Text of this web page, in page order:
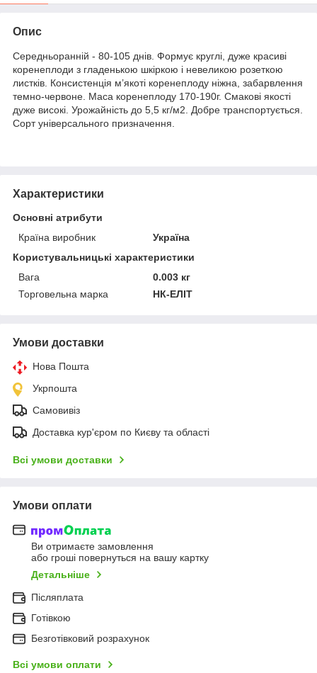
Опис
Середньоранній - 80-105 днів. Формує круглі, дуже красиві
коренеплоди з гладенькою шкіркою і невеликою розеткою
листків. Консистенція м’якоті коренеплоду ніжна, забарвлення
темно-червоне. Маса коренеплоду 170-190г. Смакові якості
дуже високі. Урожайність до 5,5 кг/м2. Добре транспортується.
Сорт універсального призначення.
Характеристики
Основні атрибути
Країна виробник
Україна
Користувальницькі характеристики
Вага
0.003 кг
Торговельна марка
НК-ЕЛІТ
Умови доставки
Нова Пошта
Укрпошта
Самовивіз
Доставка кур'єром по Києву та області
Всі умови доставки
Умови оплати
Ви отримаєте замовлення
або гроші повернуться на вашу картку
Детальніше
Післяплата
Готівкою
Безготівковий розрахунок
Всі умови оплати